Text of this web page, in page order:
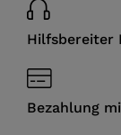
Hilfsbereiter
Bezahlung